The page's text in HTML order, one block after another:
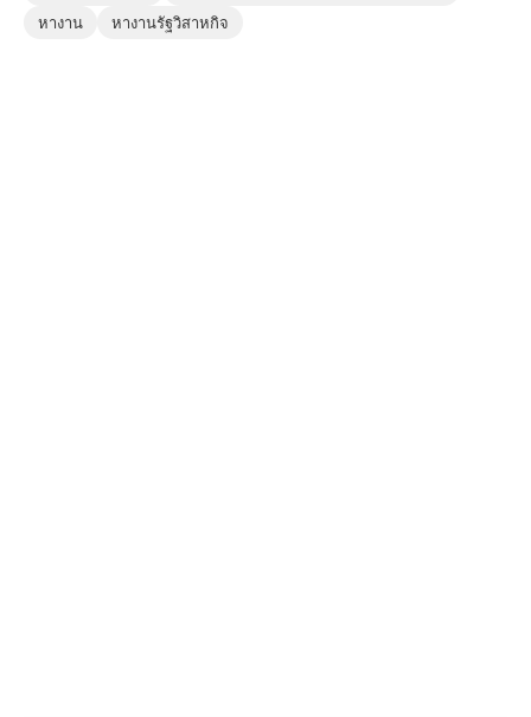
หางาน
หางานรัฐวิสาหกิจ